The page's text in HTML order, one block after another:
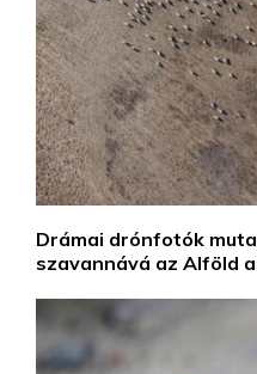
Drámai drónfotók
szavannává az Alföld